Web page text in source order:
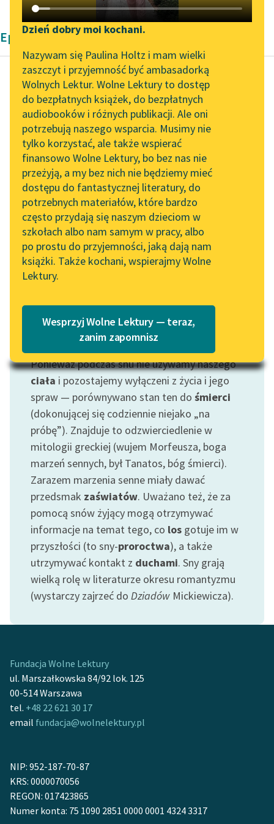
Katalog DAISY
Podkasty o książkach
Zgłoś brak utworu
Aktualności
„Prokurator Alicja Horn”
do słuchania
Byliśmy częścią AI Impact
Lab
Zapraszamy na spotkanie
online z tłumaczkami
literatury skandynawskiej
Spotkanie z Katarzyną
Tunkiel w Oslo
102. lata temu zmarł
Joseph Conrad
Lektury szkolne i klasyka
literatury do słuchania dla
uczennic i uczniów z
niepełnosprawnościami
E-kolekcja lektur
szkolnych i literatury do
słuchania dla uczennic i
uczniów z
niepełnosprawnościami
Feministyczne inspiracje.
Popularyzacja
skandynawskiej literatury
feministycznej
Ręce pełne poezji
Kolekcje edukacyjne
twórców przechodzących
lektur szkolnych oraz
Odkurzamy bohaterów
Szkoła Poezji Wolnych
Lektur
Narzędzia
Mapa Wolnych Lektur
Leśmianator
Przewodnik dla piszących i
czytających
API
OAI-PMH
Widget Wolnych Lektur
Przypisy
Katalog w formacie PDF
O nas
O projekcie
Zespół
Dzień dobry moi kochani.
Nazywam się Paulina Holtz i mam wielki
zaszczyt i przyjemność być ambasadorką
Wolnych Lektur. Wolne Lektury to dostęp
do bezpłatnych książek, do bezpłatnych
audiobooków i różnych publikacji. Ale oni
potrzebują naszego wsparcia. Musimy nie
tylko korzystać, ale także wspierać
finansowo Wolne Lektury, bo bez nas nie
przeżyją, a my bez nich nie będziemy mieć
dostępu do fantastycznej literatury, do
potrzebnych materiałów, które bardzo
często przydają się naszym dzieciom w
szkołach albo nam samym w pracy, albo
po prostu do przyjemności, jaką dają nam
książki. Także kochani, wspierajmy Wolne
Lektury.
Wesprzyj Wolne Lektury — teraz,
zanim zapomnisz
Epika Ksawerego Pruszyńskiego
Ksawery Pruszyński
Droga wiodła
przez Narwik
I zapada z tą myślą
razem w grząz szary,
lepki, gęsty, grząz
spracowany snu. Sen...
Czytaj więcej
Motyw: Sen
Ponieważ podczas snu nie używamy naszego
ciała i pozostajemy wyłączeni z życia i jego
spraw — porównywano stan ten do śmierci
(dokonującej się codziennie niejako „na
próbę”). Znajduje to odzwierciedlenie w
mitologii greckiej (wujem Morfeusza, boga
marzeń sennych, był Tanatos, bóg śmierci).
Zarazem marzenia senne miały dawać
przedsmak zaświatów. Uważano też, że za
pomocą snów żyjący mogą otrzymywać
informacje na temat tego, co los gotuje im w
przyszłości (to sny-proroctwa), a także
utrzymywać kontakt z duchami. Sny grają
wielką rolę w literaturze okresu romantyzmu
(wystarczy zajrzeć do Dziadów Mickiewicza).
Fundacja Wolne Lektury
ul. Marszałkowska 84/92 lok. 125
00-514 Warszawa
tel. +48 22 621 30 17
email fundacja@wolnelektury.pl
NIP: 952-187-70-87
KRS: 0000070056
REGON: 017423865
Numer konta: 75 1090 2851 0000 0001 4324 3317